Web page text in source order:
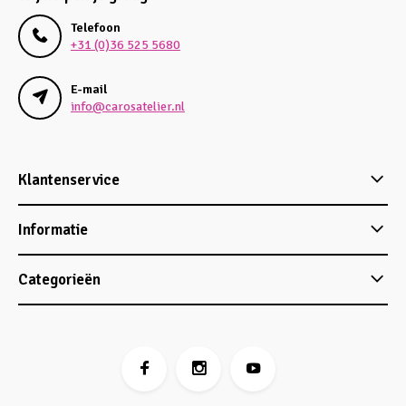
Telefoon
+31 (0)36 525 5680
E-mail
info@carosatelier.nl
Klantenservice
Informatie
Categorieën